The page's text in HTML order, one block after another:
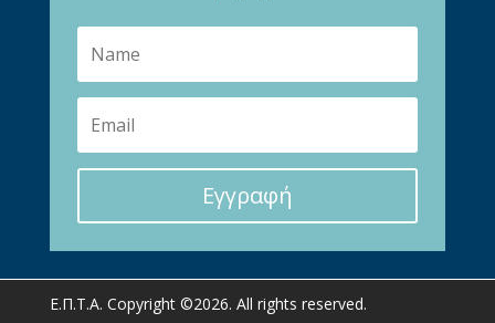
Εγγραφή
Ε.Π.Τ.Α. Copyright ©2026. All rights reserved.